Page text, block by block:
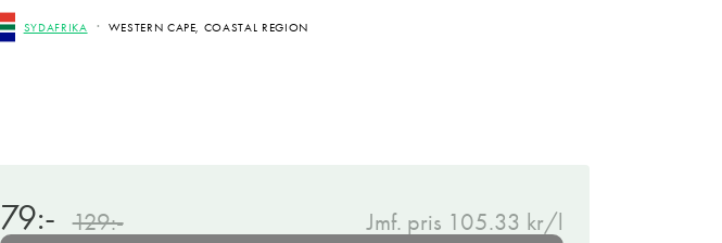
SYDAFRIKA WESTERN CAPE, COASTAL REGION
79:- 129:- Jmf. pris 105.33 kr/l